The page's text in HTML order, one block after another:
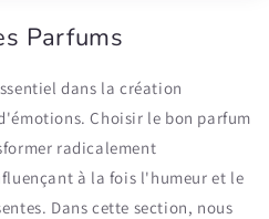
Parfums
dans la création
Choisir le bon parfum
radicalement
à la fois l'humeur et le
Dans cette section, nous